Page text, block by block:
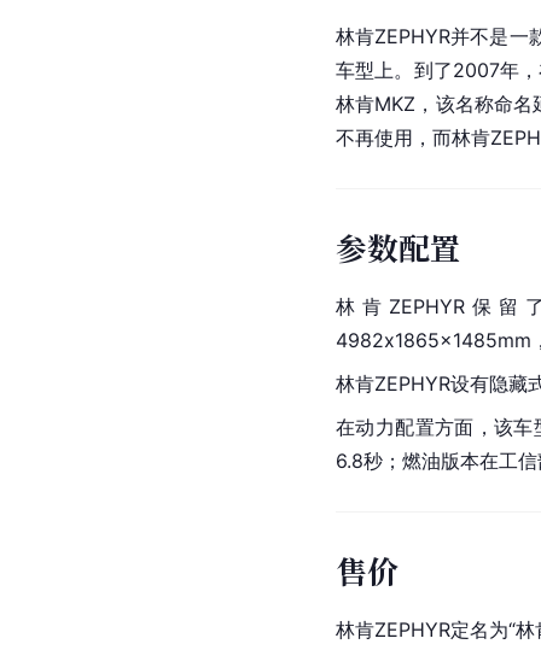
林肯ZEPHYR并不是一
车型上。到了2007年
林肯MKZ，该名称命名
不再使用，而林肯
参数配置
林肯ZEPHYR保
4982x1865x1485mm
林肯ZEPHYR设有隐藏
在动力配置方面，该
6.8秒；燃油版本在工
售价
林肯ZEPHYR定名为“